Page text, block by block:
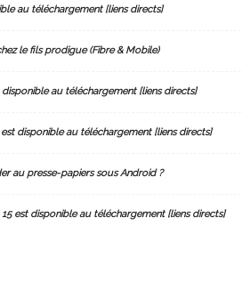
au téléchargement [liens directs]
le fils prodigue (Fibre & Mobile)
disponible au téléchargement [liens directs]
est disponible au téléchargement [liens directs]
au presse-papiers sous Android ?
15 est disponible au téléchargement [liens directs]